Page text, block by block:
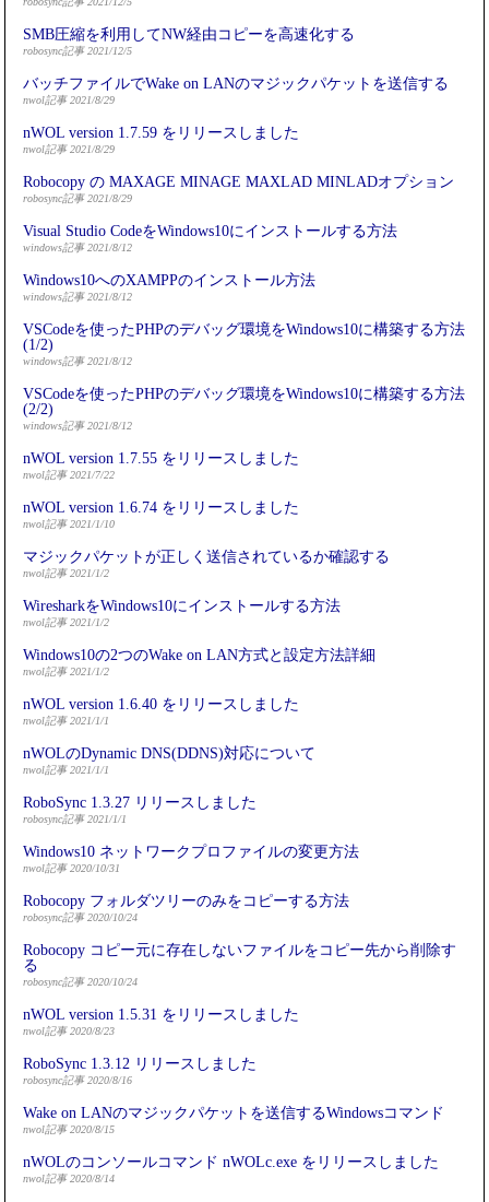
SMB圧縮を利用してNW経由コピーを高速化する
robosync記事 2021/12/5
バッチファイルでWake on LANのマジックパケットを送信する
nwol記事 2021/8/29
nWOL version 1.7.59 をリリースしました
nwol記事 2021/8/29
Robocopy の MAXAGE MINAGE MAXLAD MINLADオプション
robosync記事 2021/8/29
Visual Studio CodeをWindows10にインストールする方法
windows記事 2021/8/12
Windows10へのXAMPPのインストール方法
windows記事 2021/8/12
VSCodeを使ったPHPのデバッグ環境をWindows10に構築する方法
(1/2)
windows記事 2021/8/12
VSCodeを使ったPHPのデバッグ環境をWindows10に構築する方法
(2/2)
windows記事 2021/8/12
nWOL version 1.7.55 をリリースしました
nwol記事 2021/7/22
nWOL version 1.6.74 をリリースしました
nwol記事 2021/1/10
マジックパケットが正しく送信されているか確認する
nwol記事 2021/1/2
WiresharkをWindows10にインストールする方法
nwol記事 2021/1/2
Windows10の2つのWake on LAN方式と設定方法詳細
nwol記事 2021/1/2
nWOL version 1.6.40 をリリースしました
nwol記事 2021/1/1
nWOLのDynamic DNS(DDNS)対応について
nwol記事 2021/1/1
RoboSync 1.3.27 リリースしました
robosync記事 2021/1/1
Windows10 ネットワークプロファイルの変更方法
nwol記事 2020/10/31
Robocopy フォルダツリーのみをコピーする方法
robosync記事 2020/10/24
Robocopy コピー元に存在しないファイルをコピー先から削除す
る
robosync記事 2020/10/24
nWOL version 1.5.31 をリリースしました
nwol記事 2020/8/23
RoboSync 1.3.12 リリースしました
robosync記事 2020/8/16
Wake on LANのマジックパケットを送信するWindowsコマンド
nwol記事 2020/8/15
nWOLのコンソールコマンド nWOLc.exe をリリースしました
nwol記事 2020/8/14